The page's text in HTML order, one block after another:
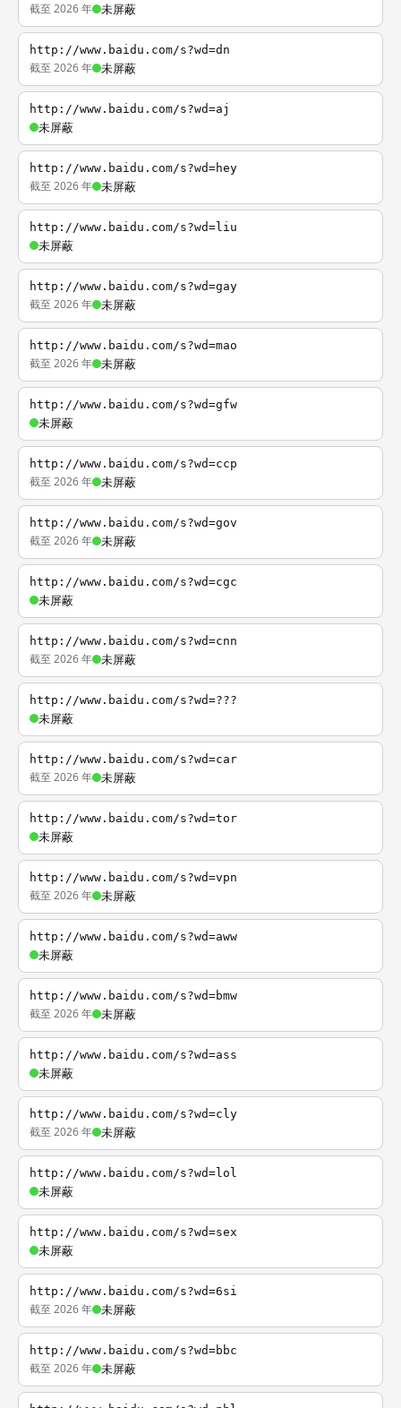
截至 2026 年 未屏蔽
http://www.baidu.com/s?wd=dn
截至 2026 年 未屏蔽
http://www.baidu.com/s?wd=aj
未屏蔽
http://www.baidu.com/s?wd=hey
截至 2026 年 未屏蔽
http://www.baidu.com/s?wd=liu
未屏蔽
http://www.baidu.com/s?wd=gay
截至 2026 年 未屏蔽
http://www.baidu.com/s?wd=mao
截至 2026 年 未屏蔽
http://www.baidu.com/s?wd=gfw
未屏蔽
http://www.baidu.com/s?wd=ccp
截至 2026 年 未屏蔽
http://www.baidu.com/s?wd=gov
截至 2026 年 未屏蔽
http://www.baidu.com/s?wd=cgc
未屏蔽
http://www.baidu.com/s?wd=cnn
截至 2026 年 未屏蔽
http://www.baidu.com/s?wd=???
未屏蔽
http://www.baidu.com/s?wd=car
截至 2026 年 未屏蔽
http://www.baidu.com/s?wd=tor
未屏蔽
http://www.baidu.com/s?wd=vpn
截至 2026 年 未屏蔽
http://www.baidu.com/s?wd=aww
未屏蔽
http://www.baidu.com/s?wd=bmw
截至 2026 年 未屏蔽
http://www.baidu.com/s?wd=ass
未屏蔽
http://www.baidu.com/s?wd=cly
截至 2026 年 未屏蔽
http://www.baidu.com/s?wd=lol
未屏蔽
http://www.baidu.com/s?wd=sex
未屏蔽
http://www.baidu.com/s?wd=6si
截至 2026 年 未屏蔽
http://www.baidu.com/s?wd=bbc
截至 2026 年 未屏蔽